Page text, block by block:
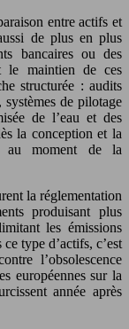
entre actifs et
de plus en plus
bancaires ou des
le maintien de ces
structurée : audits
de pilotage
de l’eau et des
la conception et la
au moment de la
la réglementation
produisant plus
les émissions
type d’actifs, c’est
l’obsolescence
européennes sur la
année après